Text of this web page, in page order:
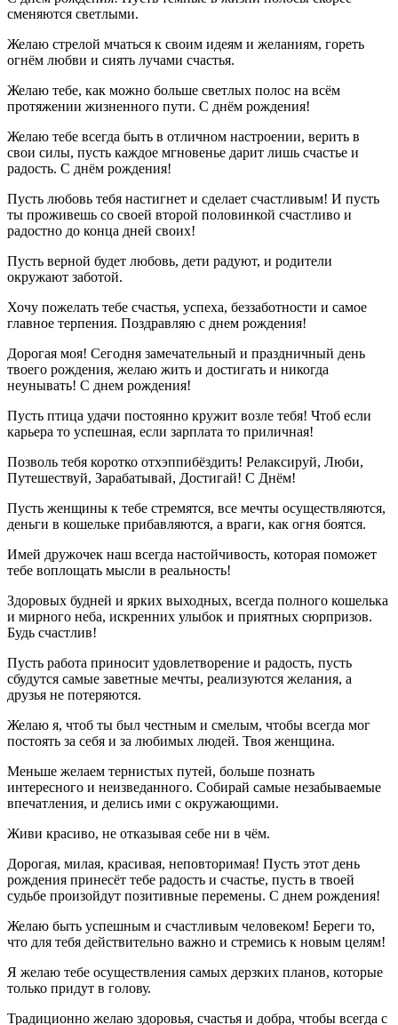
сменяются светлыми.
Желаю стрелой мчаться к своим идеям и желаниям, гореть
огнём любви и сиять лучами счастья.
Желаю тебе, как можно больше светлых полос на всём
протяжении жизненного пути. С днём рождения!
Желаю тебе всегда быть в отличном настроении, верить в
свои силы, пусть каждое мгновенье дарит лишь счастье и
радость. С днём рождения!
Пусть любовь тебя настигнет и сделает счастливым! И пусть
ты проживешь со своей второй половинкой счастливо и
радостно до конца дней своих!
Пусть верной будет любовь, дети радуют, и родители
окружают заботой.
Хочу пожелать тебе счастья, успеха, беззаботности и самое
главное терпения. Поздравляю с днем рождения!
Дорогая моя! Сегодня замечательный и праздничный день
твоего рождения, желаю жить и достигать и никогда
неунывать! С днем рождения!
Пусть птица удачи постоянно кружит возле тебя! Чтоб если
карьера то успешная, если зарплата то приличная!
Позволь тебя коротко отхэппибёздить! Релаксируй, Люби,
Путешествуй, Зарабатывай, Достигай! С Днём!
Пусть женщины к тебе стремятся, все мечты осуществляются,
деньги в кошельке прибавляются, а враги, как огня боятся.
Имей дружочек наш всегда настойчивость, которая поможет
тебе воплощать мысли в реальность!
Здоровых будней и ярких выходных, всегда полного кошелька
и мирного неба, искренних улыбок и приятных сюрпризов.
Будь счастлив!
Пусть работа приносит удовлетворение и радость, пусть
сбудутся самые заветные мечты, реализуются желания, а
друзья не потеряются.
Желаю я, чтоб ты был честным и смелым, чтобы всегда мог
постоять за себя и за любимых людей. Твоя женщина.
Меньше желаем тернистых путей, больше познать
интересного и неизведанного. Собирай самые незабываемые
впечатления, и делись ими с окружающими.
Живи красиво, не отказывая себе ни в чём.
Дорогая, милая, красивая, неповторимая! Пусть этот день
рождения принесёт тебе радость и счастье, пусть в твоей
судьбе произойдут позитивные перемены. С днем рождения!
Желаю быть успешным и счастливым человеком! Береги то,
что для тебя действительно важно и стремись к новым целям!
Я желаю тебе осуществления самых дерзких планов, которые
только придут в голову.
Традиционно желаю здоровья, счастья и добра, чтобы всегда с